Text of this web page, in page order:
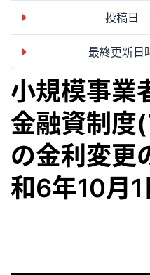
投稿日
最終更新日
小規模事業
金融資制度
の金利変更
和6年10月1